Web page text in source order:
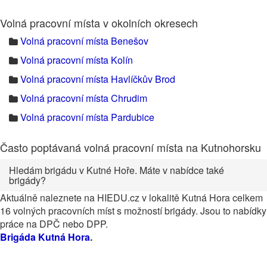
Volná pracovní místa v okolních okresech
Volná pracovní místa Benešov
Volná pracovní místa Kolín
Volná pracovní místa Havlíčkův Brod
Volná pracovní místa Chrudim
Volná pracovní místa Pardubice
Často poptávaná volná pracovní místa na Kutnohorsku
Hledám brigádu v Kutné Hoře. Máte v nabídce také
brigády?
Aktuálně naleznete na HIEDU.cz v lokalitě Kutná Hora celkem
16 volných pracovních míst s možností brigády. Jsou to nabídky
práce na DPČ nebo DPP.
Brigáda Kutná Hora.